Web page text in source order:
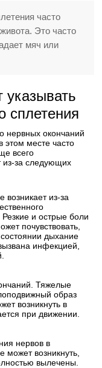
часто
Это часто
мяч или
указывать
сплетения
нервных окончаний
этом месте часто
всего
из-за следующих
возникает из-за
и острые боли
почувствовать,
дыхание
инфекцией,
Тяжелые
образ
возникнуть в
при движении.
нервов в
может возникнуть,
вылечены.